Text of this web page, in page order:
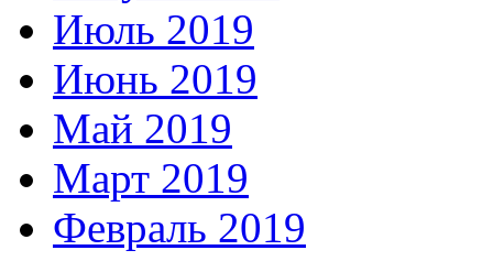
Июль 2019
Июнь 2019
Май 2019
Март 2019
Февраль 2019